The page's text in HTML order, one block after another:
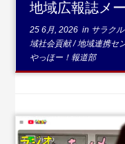
地域広報誌メ
25 6月, 2026 in サラク
域社会貢献/地域連携セ
やっほー！報道部